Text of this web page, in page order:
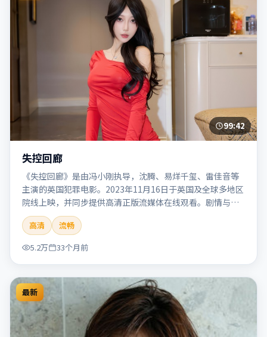
99:42
失控回廊
《失控回廊》是由冯小刚执导，沈腾、易烊千玺、雷佳音等
主演的英国犯罪电影。2023年11月16日于英国及全球多地区
院线上映，并同步提供高清正版流媒体在线观看。剧情与看
点：聚焦案件与人性灰色地带，张力十足，兼具社会观察与
戏剧冲突。本片适合检索「失控回廊」「冯小刚」「犯罪」
「英国」「2023」「2023-11-16上映」等关键词的影迷阅读
简介与主创信息。
高清
流畅
5.2万
33个月前
最新